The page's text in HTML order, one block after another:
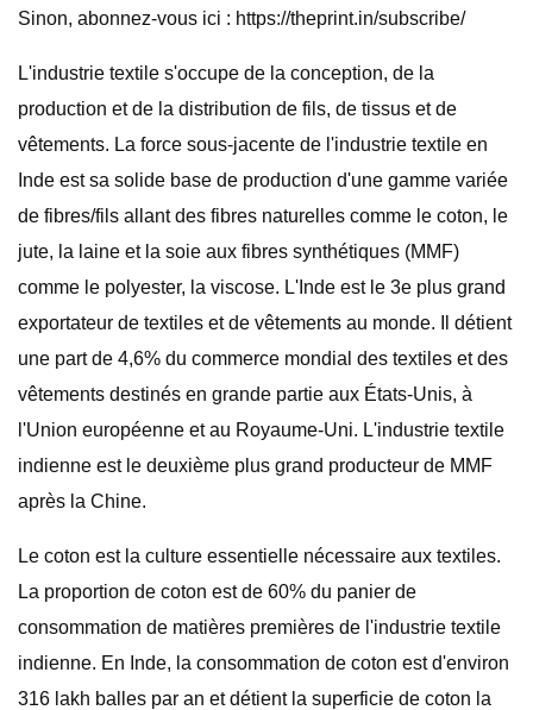
Sinon, abonnez-vous ici : https://theprint.in/subscribe/
L'industrie textile s'occupe de la conception, de la
production et de la distribution de fils, de tissus et de
vêtements. La force sous-jacente de l'industrie textile en
Inde est sa solide base de production d'une gamme variée
de fibres/fils allant des fibres naturelles comme le coton, le
jute, la laine et la soie aux fibres synthétiques (MMF)
comme le polyester, la viscose. L'Inde est le 3e plus grand
exportateur de textiles et de vêtements au monde. Il détient
une part de 4,6% du commerce mondial des textiles et des
vêtements destinés en grande partie aux États-Unis, à
l'Union européenne et au Royaume-Uni. L'industrie textile
indienne est le deuxième plus grand producteur de MMF
après la Chine.
Le coton est la culture essentielle nécessaire aux textiles.
La proportion de coton est de 60% du panier de
consommation de matières premières de l'industrie textile
indienne. En Inde, la consommation de coton est d'environ
316 lakh balles par an et détient la superficie de coton la